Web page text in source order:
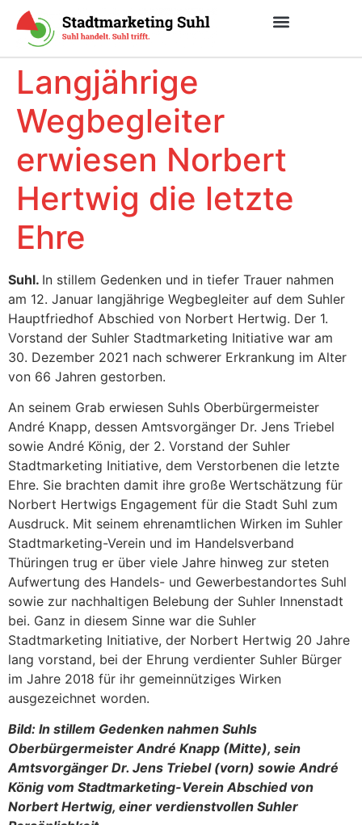
Langjährige
Wegbegleiter
erwiesen Norbert
Hertwig die letzte
Ehre
Suhl. In stillem Gedenken und in tiefer Trauer nahmen
am 12. Januar langjährige Wegbegleiter auf dem Suhler
Hauptfriedhof Abschied von Norbert Hertwig. Der 1.
Vorstand der Suhler Stadtmarketing Initiative war am
30. Dezember 2021 nach schwerer Erkrankung im Alter
von 66 Jahren gestorben.
An seinem Grab erwiesen Suhls Oberbürgermeister
André Knapp, dessen Amtsvorgänger Dr. Jens Triebel
sowie André König, der 2. Vorstand der Suhler
Stadtmarketing Initiative, dem Verstorbenen die letzte
Ehre. Sie brachten damit ihre große Wertschätzung für
Norbert Hertwigs Engagement für die Stadt Suhl zum
Ausdruck. Mit seinem ehrenamtlichen Wirken im Suhler
Stadtmarketing-Verein und im Handelsverband
Thüringen trug er über viele Jahre hinweg zur steten
Aufwertung des Handels- und Gewerbestandortes Suhl
sowie zur nachhaltigen Belebung der Suhler Innenstadt
bei. Ganz in diesem Sinne war die Suhler
Stadtmarketing Initiative, der Norbert Hertwig 20 Jahre
lang vorstand, bei der Ehrung verdienter Suhler Bürger
im Jahre 2018 für ihr gemeinnütziges Wirken
ausgezeichnet worden.
Bild: In stillem Gedenken nahmen Suhls
Oberbürgermeister André Knapp (Mitte), sein
Amtsvorgänger Dr. Jens Triebel (vorn) sowie André
König vom Stadtmarketing-Verein Abschied von
Norbert Hertwig, einer verdienstvollen Suhler